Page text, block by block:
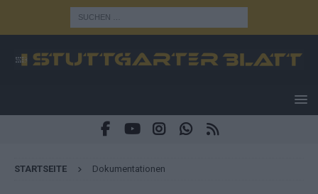
STARTSEITE Dokumentationen